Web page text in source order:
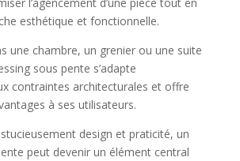
esthétique et fonctionnelle.
une chambre, un grenier ou une suite
sous pente s’adapte
contraintes architecturales et offre
à ses utilisateurs.
design et praticité, un
peut devenir un élément central